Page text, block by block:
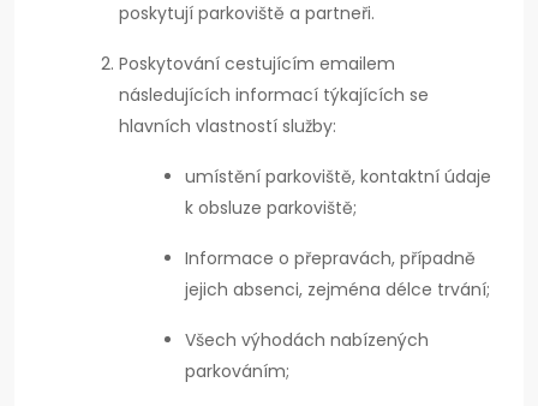
poskytují parkoviště a partneři.
Poskytování cestujícím emailem
následujících informací týkajících se
hlavních vlastností služby:
umístění parkoviště, kontaktní údaje
k obsluze parkoviště;
Informace o přepravách, případně
jejich absenci, zejména délce trvání;
Všech výhodách nabízených
parkováním;